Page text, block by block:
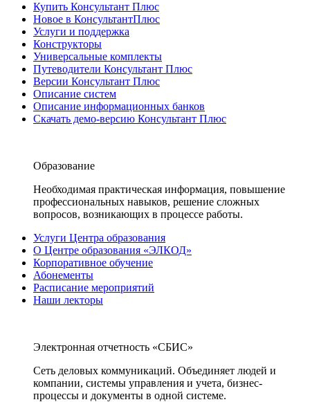
Купить Консультант Плюс
Новое в КонсультантПлюс
Услуги и поддержка
Конструкторы
Универсальные комплекты
Путеводители Консультант Плюс
Версии Консультант Плюс
Описание систем
Описание информационных банков
Скачать демо-версию Консультант Плюс
Образование
Необходимая практическая информация, повышение
профессиональных навыков, решение сложных
вопросов, возникающих в процессе работы.
Услуги Центра образования
О Центре образования «ЭЛКОД»
Корпоративное обучение
Абонементы
Расписание мероприятий
Наши лекторы
Электронная отчетность «СБИС»
Сеть деловых коммуникаций. Объединяет людей и
компании, системы управления и учета, бизнес-
процессы и документы в одной системе.